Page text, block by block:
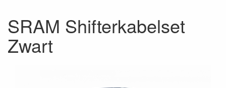
SRAM Shifterkabelset
Zwart